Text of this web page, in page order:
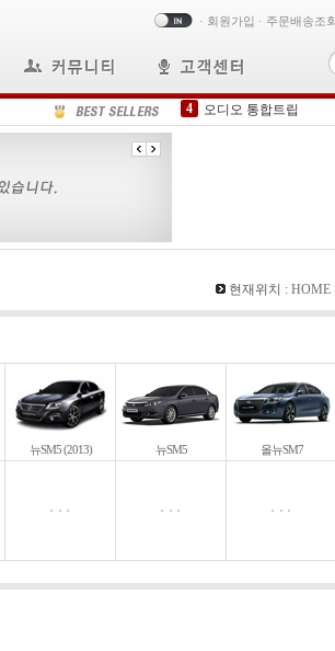
· 회원가입 · 주문배송조회
4
오디오 통합트립
N-590 후방카메라(블
2
올뉴모닝후방카메라
현재위치 : HOME
뉴SM5 (2013) 뉴SM5 올뉴SM7